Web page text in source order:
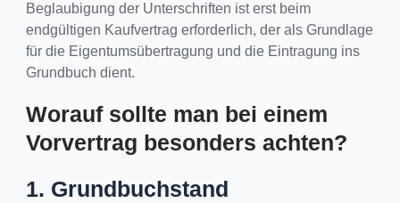
Beglaubigung der Unterschriften ist erst beim
endgültigen Kaufvertrag erforderlich, der als Grundlage
für die Eigentumsübertragung und die Eintragung ins
Grundbuch dient.
Worauf sollte man bei einem
Vorvertrag besonders achten?
1. Grundbuchstand